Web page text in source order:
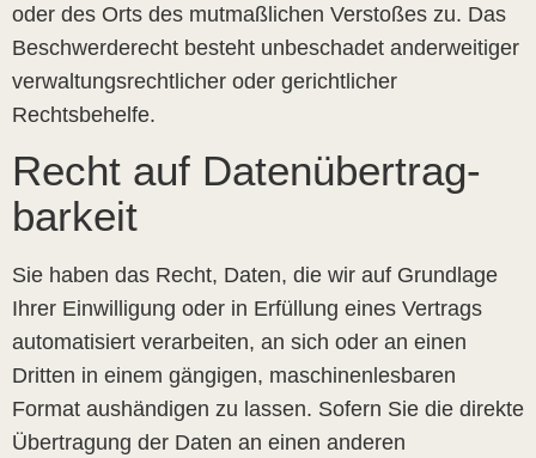
oder des Orts des mutmaßlichen Verstoßes zu. Das
Beschwerderecht besteht unbeschadet anderweitiger
verwaltungsrechtlicher oder gerichtlicher
Rechtsbehelfe.
Recht auf Daten­übertrag­
barkeit
Sie haben das Recht, Daten, die wir auf Grundlage
Ihrer Einwilligung oder in Erfüllung eines Vertrags
automatisiert verarbeiten, an sich oder an einen
Dritten in einem gängigen, maschinenlesbaren
Format aushändigen zu lassen. Sofern Sie die direkte
Übertragung der Daten an einen anderen